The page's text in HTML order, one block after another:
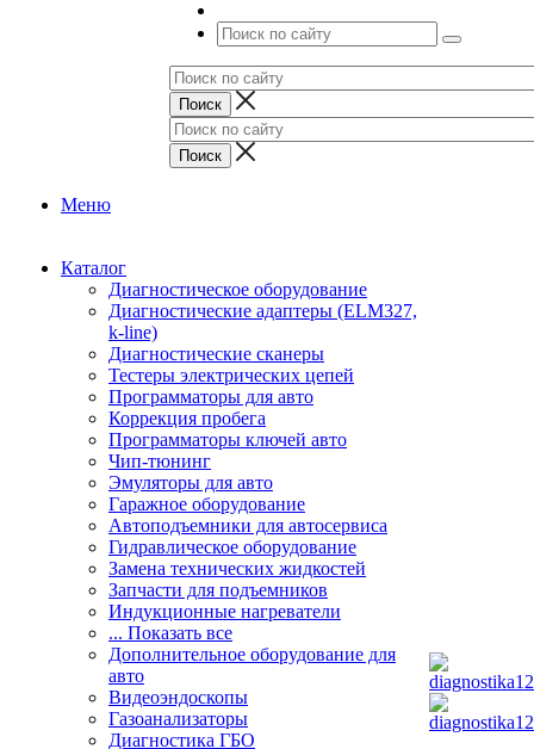
Меню
Каталог
Диагностическое оборудование
Диагностические адаптеры (ELM327,
k-line)
Диагностические сканеры
Тестеры электрических цепей
Программаторы для авто
Коррекция пробега
Программаторы ключей авто
Чип-тюнинг
Эмуляторы для авто
Гаражное оборудование
Автоподъемники для автосервиса
Гидравлическое оборудование
Замена технических жидкостей
Запчасти для подъемников
Индукционные нагреватели
... Показать все
Дополнительное оборудование для
авто
Видеоэндоскопы
Газоанализаторы
Диагностика ГБО